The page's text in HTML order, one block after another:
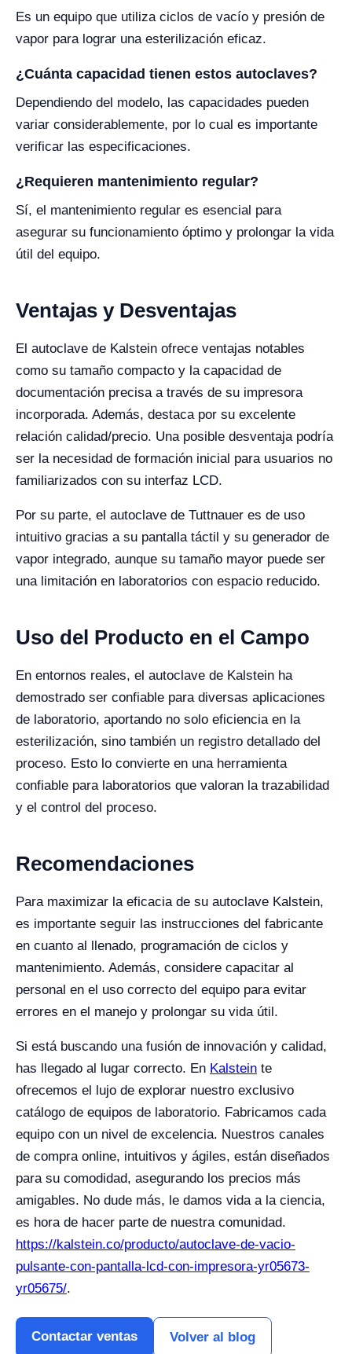
Es un equipo que utiliza ciclos de vacío y presión de
vapor para lograr una esterilización eficaz.
¿Cuánta capacidad tienen estos autoclaves?
Dependiendo del modelo, las capacidades pueden
variar considerablemente, por lo cual es importante
verificar las especificaciones.
¿Requieren mantenimiento regular?
Sí, el mantenimiento regular es esencial para
asegurar su funcionamiento óptimo y prolongar la vida
útil del equipo.
Ventajas y Desventajas
El autoclave de Kalstein ofrece ventajas notables
como su tamaño compacto y la capacidad de
documentación precisa a través de su impresora
incorporada. Además, destaca por su excelente
relación calidad/precio. Una posible desventaja podría
ser la necesidad de formación inicial para usuarios no
familiarizados con su interfaz LCD.
Por su parte, el autoclave de Tuttnauer es de uso
intuitivo gracias a su pantalla táctil y su generador de
vapor integrado, aunque su tamaño mayor puede ser
una limitación en laboratorios con espacio reducido.
Uso del Producto en el Campo
En entornos reales, el autoclave de Kalstein ha
demostrado ser confiable para diversas aplicaciones
de laboratorio, aportando no solo eficiencia en la
esterilización, sino también un registro detallado del
proceso. Esto lo convierte en una herramienta
confiable para laboratorios que valoran la trazabilidad
y el control del proceso.
Recomendaciones
Para maximizar la eficacia de su autoclave Kalstein,
es importante seguir las instrucciones del fabricante
en cuanto al llenado, programación de ciclos y
mantenimiento. Además, considere capacitar al
personal en el uso correcto del equipo para evitar
errores en el manejo y prolongar su vida útil.
Si está buscando una fusión de innovación y calidad,
has llegado al lugar correcto. En Kalstein te
ofrecemos el lujo de explorar nuestro exclusivo
catálogo de equipos de laboratorio. Fabricamos cada
equipo con un nivel de excelencia. Nuestros canales
de compra online, intuitivos y ágiles, están diseñados
para su comodidad, asegurando los precios más
amigables. No dude más, le damos vida a la ciencia,
es hora de hacer parte de nuestra comunidad.
https://kalstein.co/producto/autoclave-de-vacio-
pulsante-con-pantalla-lcd-con-impresora-yr05673-
yr05675/.
Contactar ventas Volver al blog